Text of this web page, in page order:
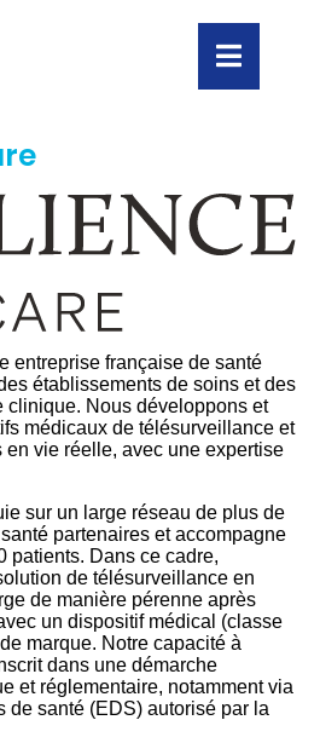
entreprise française de santé
établissements de soins et des
clinique. Nous développons et
médicaux de télésurveillance et
vie réelle, avec une expertise
sur un large réseau de plus de
partenaires et accompagne
patients. Dans ce cadre,
de télésurveillance en
de manière pérenne après
un dispositif médical (classe
marque. Notre capacité à
dans une démarche
et réglementaire, notamment via
de santé (EDS) autorisé par la